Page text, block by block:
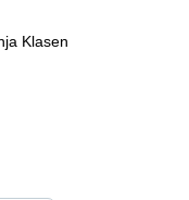
Klasen